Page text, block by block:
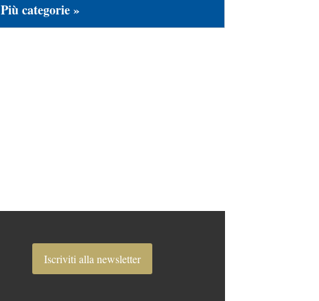
Più categorie »
Iscriviti alla newsletter